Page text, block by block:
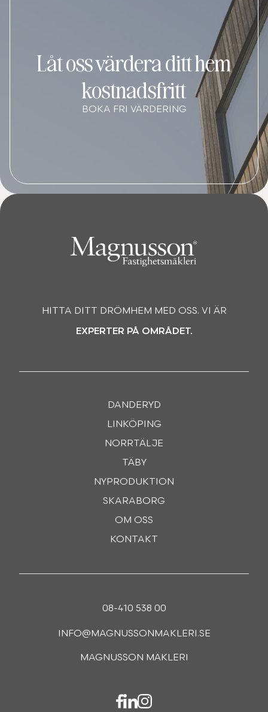
Låt oss värdera ditt hem
kostnadsfritt
BOKA FRI VÄRDERING
HITTA DITT DRÖMHEM MED OSS. VI ÄR
EXPERTER PÅ OMRÅDET.
DANDERYD
LINKÖPING
NORRTÄLJE
TÄBY
NYPRODUKTION
SKARABORG
OM OSS
KONTAKT
08-410 538 00
INFO@MAGNUSSONMAKLERI.SE
MAGNUSSON MÄKLERI